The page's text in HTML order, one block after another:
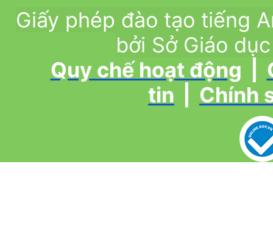
Giấy phép đào tạo tiếng
bởi Sở Giáo
Quy chế hoạt động
tin
Chính